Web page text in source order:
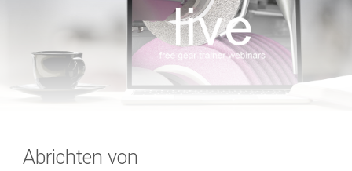
Abrichten von